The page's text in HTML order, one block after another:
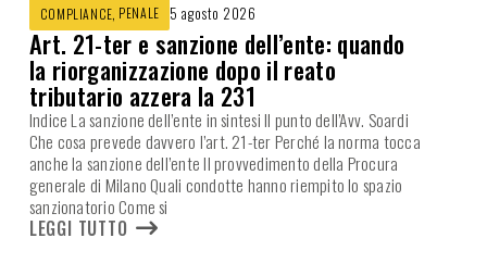
COMPLIANCE, PENALE 5 agosto 2026
Art. 21-ter e sanzione dell’ente: quando
la riorganizzazione dopo il reato
tributario azzera la 231
Indice La sanzione dell’ente in sintesi Il punto dell’Avv. Soardi
Che cosa prevede davvero l’art. 21-ter Perché la norma tocca
anche la sanzione dell’ente Il provvedimento della Procura
generale di Milano Quali condotte hanno riempito lo spazio
sanzionatorio Come si
LEGGI TUTTO